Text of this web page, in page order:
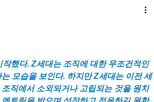
했다. Z세대는 조직에 대한 무조건적인
모습을 보인다. 하지만 Z세대는 이전 세
직에서 소외되거나 고립되는 것을 원치